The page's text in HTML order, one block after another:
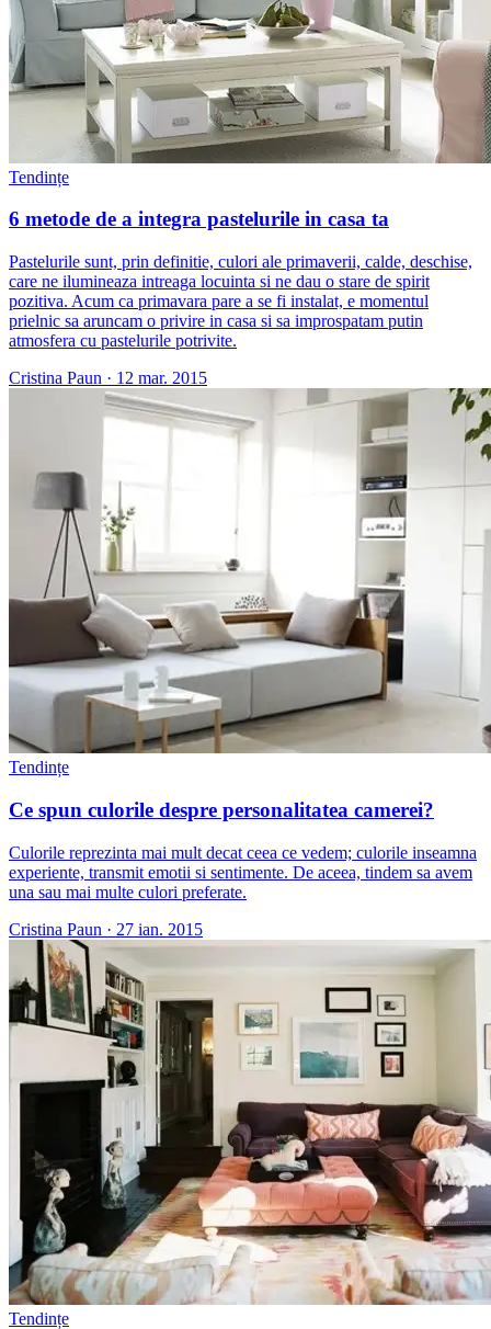
Tendințe
6 metode de a integra pastelurile in casa ta
Pastelurile sunt, prin definitie, culori ale primaverii, calde, deschise,
care ne ilumineaza intreaga locuinta si ne dau o stare de spirit
pozitiva. Acum ca primavara pare a se fi instalat, e momentul
prielnic sa aruncam o privire in casa si sa improspatam putin
atmosfera cu pastelurile potrivite.
Cristina Paun · 12 mar. 2015
Tendințe
Ce spun culorile despre personalitatea camerei?
Culorile reprezinta mai mult decat ceea ce vedem; culorile inseamna
experiente, transmit emotii si sentimente. De aceea, tindem sa avem
una sau mai multe culori preferate.
Cristina Paun · 27 ian. 2015
Tendințe